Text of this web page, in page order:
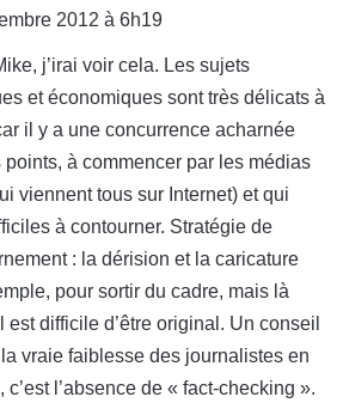
i
2012 à 6h19
j’irai voir cela. Les sujets
et économiques sont très délicats à
il y a une concurrence acharnée
points, à commencer par les médias
viennent tous sur Internet) et qui
à contourner. Stratégie de
: la dérision et la caricature
pour sortir du cadre, mais là
est difficile d’être original. Un conseil
la vraie faiblesse des journalistes en
c’est l’absence de « fact-checking ».